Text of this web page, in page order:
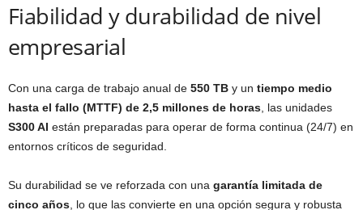
Fiabilidad y durabilidad de nivel
empresarial
Con una carga de trabajo anual de 550 TB y un tiempo medio
hasta el fallo (MTTF) de 2,5 millones de horas , las unidades
S300 AI están preparadas para operar de forma continua (24/7) en
entornos críticos de seguridad.
Su durabilidad se ve reforzada con una garantía limitada de
cinco años , lo que las convierte en una opción segura y robusta